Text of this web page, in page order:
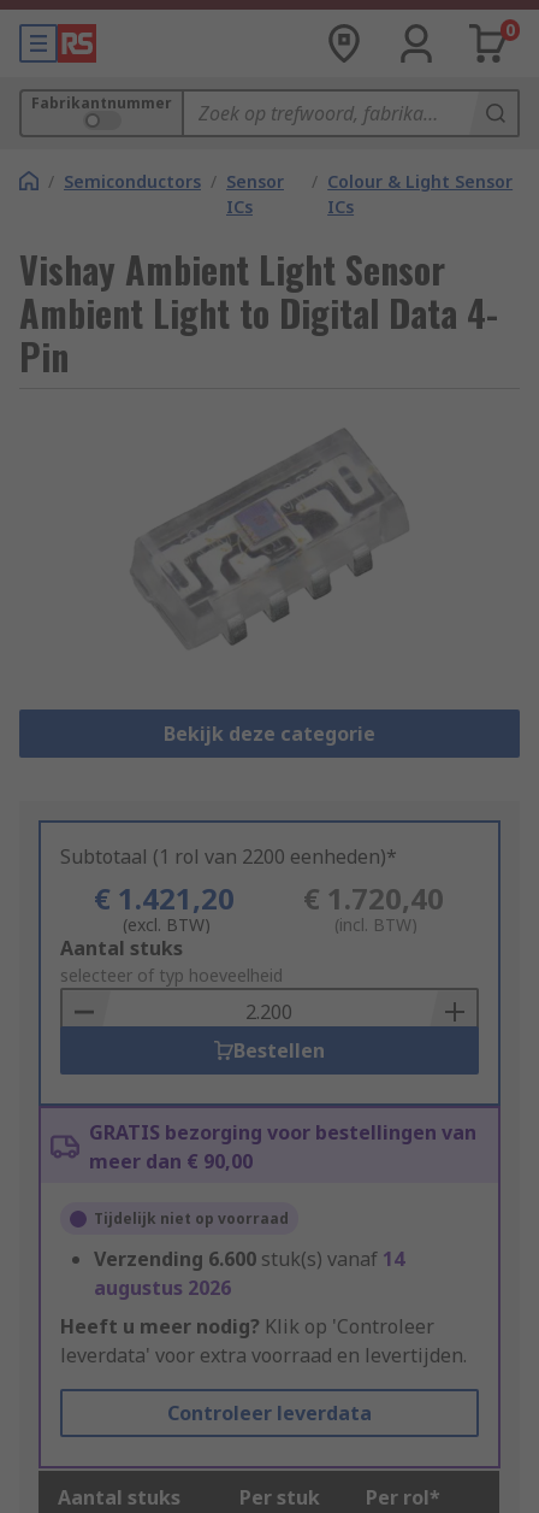
0
Fabrikantnummer
/ Semiconductors / Sensor
ICs
/ Colour & Light Sensor
ICs
Vishay Ambient Light Sensor
Ambient Light to Digital Data 4-
Pin
Bekijk deze categorie
Subtotaal (1 rol van 2200 eenheden)*
€ 1.421,20
(excl. BTW)
€ 1.720,40
(incl. BTW)
Add
to
Basket
Aantal stuks
selecteer of typ hoeveelheid
Bestellen
GRATIS bezorging voor bestellingen van
meer dan € 90,00
Tijdelijk niet op voorraad
Verzending 6.600 stuk(s) vanaf 14
augustus 2026
Heeft u meer nodig? Klik op 'Controleer
leverdata' voor extra voorraad en levertijden.
Controleer leverdata
Aantal stuks Per stuk Per rol*